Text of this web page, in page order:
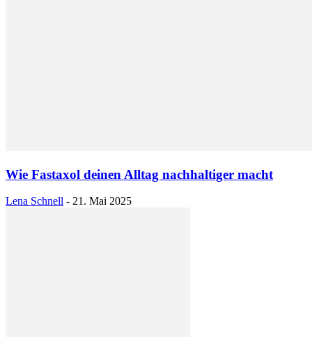
Wie Fastaxol deinen Alltag nachhaltiger macht
Lena Schnell - 21. Mai 2025